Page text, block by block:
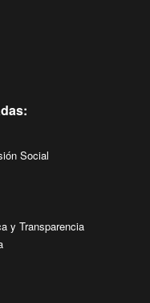
Social
y Transparencia